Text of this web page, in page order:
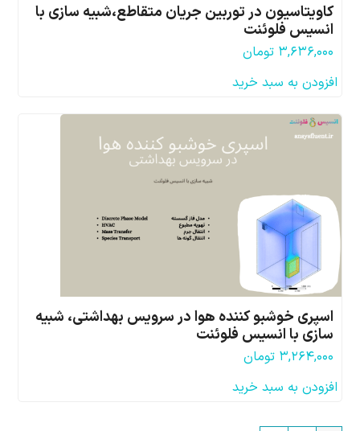
کاویتاسیون در توربین جریان متقاطع،شبیه سازی با
انسیس فلوئنت
۳,۶۳۶,۰۰۰ تومان
افزودن به سبد خرید
اسپری خوشبو کننده هوا در سرویس بهداشتی، شبیه
سازی با انسیس فلوئنت
۳,۲۶۴,۰۰۰ تومان
افزودن به سبد خرید